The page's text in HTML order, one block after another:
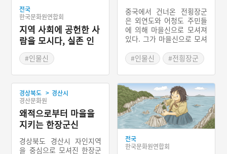
전국
한국문화원연합회
지역 사회에 공헌한 사
람을 모시다, 실존 인
물신
#인물신
중국에서 건너온 전횡장군
은 외연도와 어청도 주민들
에 의해 마을신으로 모셔져
있다. 그가 마을신으로 모셔
공감을 얻은 부분과 함께 이
들 지역이 군사지역으로 중
요한 곳이었기 때문이다. 충
청도 해안 지역에 전해오는
이야기에 따르면 전횡이 황
해의 어느 섬으로 피신을 왔
다는 이야기도 있다. 앞서
소개한 불로초라는 이야기
도 존재하지만 이 이야기가
비교적 널리 퍼져 있다.
#인물신 #전힁장군
경상북도 > 경산시
경산문화원
왜적으로부터 마을을
지키는 한장군신
경상북도 경산시 자인지역
을 중심으로 모셔진 한장군
전국
한국문화원연합회